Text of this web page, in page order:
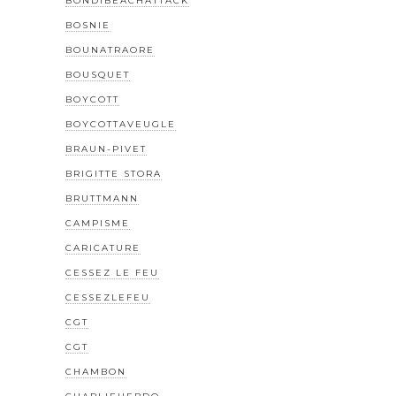
BOSNIE
BOUNATRAORE
BOUSQUET
BOYCOTT
BOYCOTTAVEUGLE
BRAUN-PIVET
BRIGITTE STORA
BRUTTMANN
CAMPISME
CARICATURE
CESSEZ LE FEU
CESSEZLEFEU
CGT
CGT
CHAMBON